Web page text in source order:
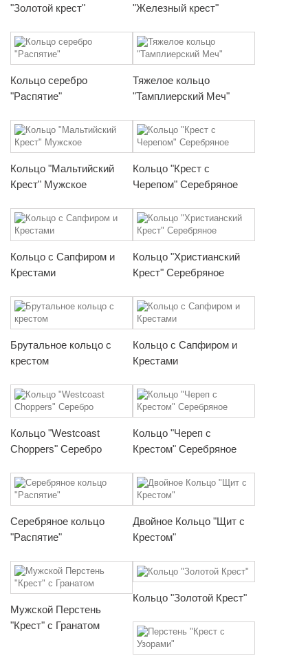
"Золотой крест" "Железный крест"
Кольцо серебро
"Распятие"
Тяжелое кольцо
"Тамплиерский Меч"
Кольцо "Мальтийский
Крест" Мужское
Кольцо "Крест с
Черепом" Серебряное
Кольцо с Сапфиром и
Крестами
Кольцо "Христианский
Крест" Серебряное
Брутальное кольцо с
крестом
Кольцо с Сапфиром и
Крестами
Кольцо "Westcoast
Choppers" Серебро
Кольцо "Череп с
Крестом" Серебряное
Серебряное кольцо
"Распятие"
Двойное Кольцо "Щит с
Крестом"
Мужской Перстень
"Крест" с Гранатом
Кольцо "Золотой Крест"